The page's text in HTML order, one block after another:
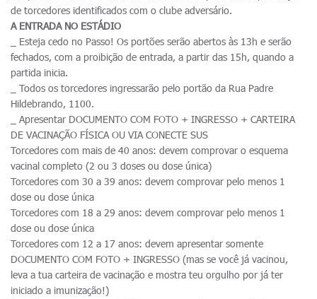
de torcedores identificados com o clube adversário.
A ENTRADA NO ESTÁDIO
_ Esteja cedo no Passo! Os portões serão abertos às 13h e serão
fechados, com a proibição de entrada, a partir das 15h, quando a
partida inicia.
_ Todos os torcedores ingressarão pelo portão da Rua Padre
Hildebrando, 1100.
_ Apresentar DOCUMENTO COM FOTO + INGRESSO + CARTEIRA
DE VACINAÇÃO FÍSICA OU VIA CONECTE SUS
Torcedores com mais de 40 anos: devem comprovar o esquema
vacinal completo (2 ou 3 doses ou dose única)
Torcedores com 30 a 39 anos: devem comprovar pelo menos 1
dose ou dose única
Torcedores com 18 a 29 anos: devem comprovar pelo menos 1
dose ou dose única
Torcedores com 12 a 17 anos: devem apresentar somente
DOCUMENTO COM FOTO + INGRESSO (mas se você já vacinou,
leva a tua carteira de vacinação e mostra teu orgulho por já ter
iniciado a imunização!)